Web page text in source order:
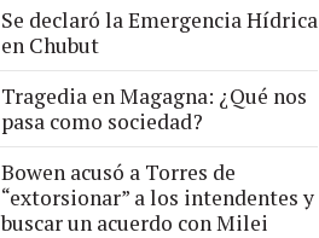
Se declaró la Emergencia Hídrica
en Chubut
Tragedia en Magagna: ¿Qué nos
pasa como sociedad?
Bowen acusó a Torres de
“extorsionar” a los intendentes y
buscar un acuerdo con Milei